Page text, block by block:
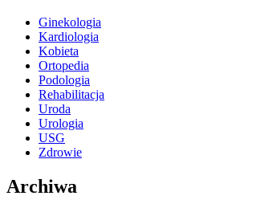
Ginekologia
Kardiologia
Kobieta
Ortopedia
Podologia
Rehabilitacja
Uroda
Urologia
USG
Zdrowie
Archiwa